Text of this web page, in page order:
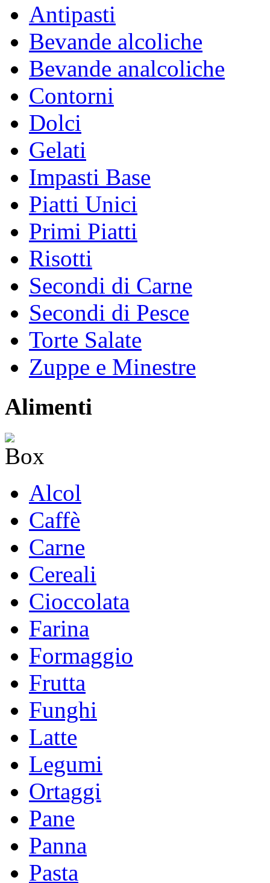
Antipasti
Bevande alcoliche
Bevande analcoliche
Contorni
Dolci
Gelati
Impasti Base
Piatti Unici
Primi Piatti
Risotti
Secondi di Carne
Secondi di Pesce
Torte Salate
Zuppe e Minestre
Alimenti
Alcol
Caffè
Carne
Cereali
Cioccolata
Farina
Formaggio
Frutta
Funghi
Latte
Legumi
Ortaggi
Pane
Panna
Pasta